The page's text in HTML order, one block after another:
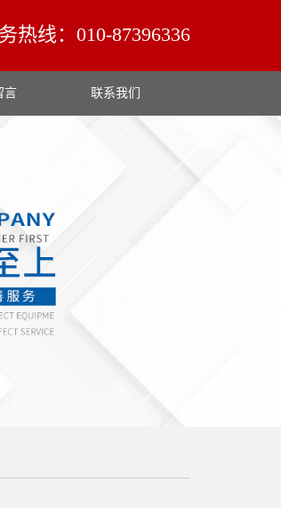
热线：010-87396336
言 联系我们